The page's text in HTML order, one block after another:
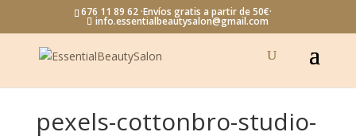
676 11 89 62 ·Envíos gratis a partir de 50€·
info.essentialbeautysalon@gmail.com
pexels-cottonbro-studio-